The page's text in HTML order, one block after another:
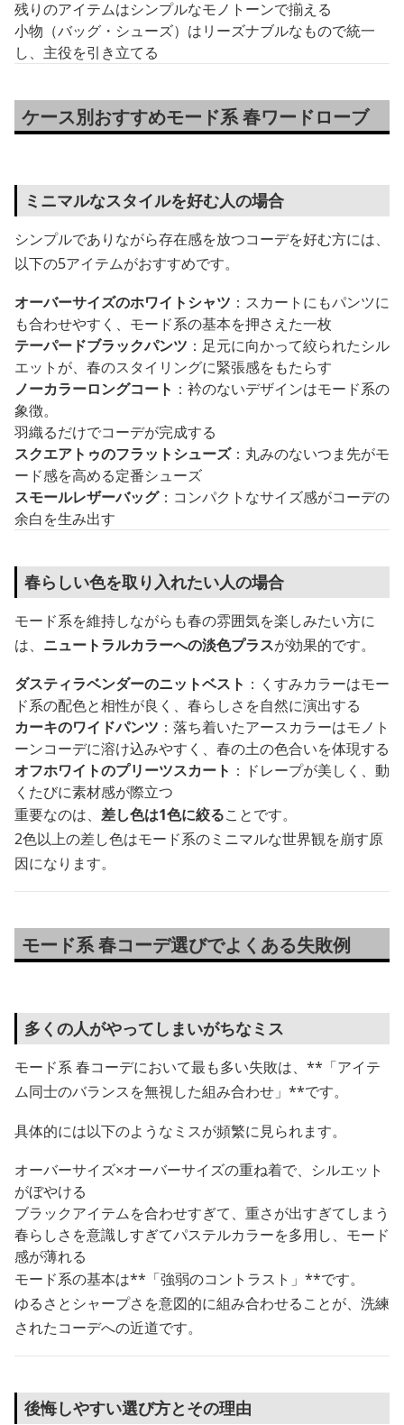
残りのアイテムはシンプルなモノトーンで揃える
小物（バッグ・シューズ）はリーズナブルなもので統一
し、主役を引き立てる
ケース別おすすめモード系 春ワードローブ
ミニマルなスタイルを好む人の場合
シンプルでありながら存在感を放つコーデを好む方には、
以下の5アイテムがおすすめです。
オーバーサイズのホワイトシャツ ：スカートにもパンツに
も合わせやすく、モード系の基本を押さえた一枚
テーパードブラックパンツ ：足元に向かって絞られたシル
エットが、春のスタイリングに緊張感をもたらす
ノーカラーロングコート ：衿のないデザインはモード系の
象徴。
羽織るだけでコーデが完成する
スクエアトゥのフラットシューズ：丸みのないつま先がモ
ード感を高める定番シューズ
スモールレザーバッグ：コンパクトなサイズ感がコーデの
余白を生み出す
春らしい色を取り入れたい人の場合
モード系を維持しながらも春の雰囲気を楽しみたい方に
は、 ニュートラルカラーへの淡色プラスが効果的です。
ダスティラベンダーのニットベスト ：くすみカラーはモー
ド系の配色と相性が良く、春らしさを自然に演出する
カーキのワイドパンツ ：落ち着いたアースカラーはモノト
ーンコーデに溶け込みやすく、春の土の色合いを体現する
オフホワイトのプリーツスカート ：ドレープが美しく、動
くたびに素材感が際立つ
重要なのは、 差し色は1色に絞ることです。
2色以上の差し色はモード系のミニマルな世界観を崩す原
因になります。
モード系 春コーデ選びでよくある失敗例
多くの人がやってしまいがちなミス
モード系 春コーデにおいて最も多い失敗は、**「アイテ
ム同士のバランスを無視した組み合わせ」**です。
具体的には以下のようなミスが頻繁に見られます。
オーバーサイズ×オーバーサイズの重ね着で、シルエット
がぼやける
ブラックアイテムを合わせすぎて、重さが出すぎてしまう
春らしさを意識しすぎてパステルカラーを多用し、モード
感が薄れる
モード系の基本は**「強弱のコントラスト」**です。
ゆるさとシャープさを意図的に組み合わせることが、洗練
されたコーデへの近道です。
後悔しやすい選び方とその理由